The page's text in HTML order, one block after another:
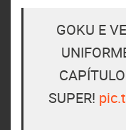
GOKU E
SUPER!